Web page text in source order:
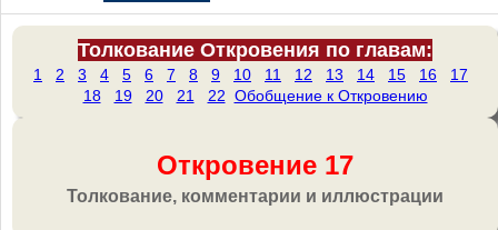
Толкование Откровения по главам:
1 2 3 4 5 6 7 8 9 10 11 12 13 14 15 16
17
18
19 20 21 22 Обобщение к Откровению
Откровение 17
Толкование, комментарии и иллюстрации